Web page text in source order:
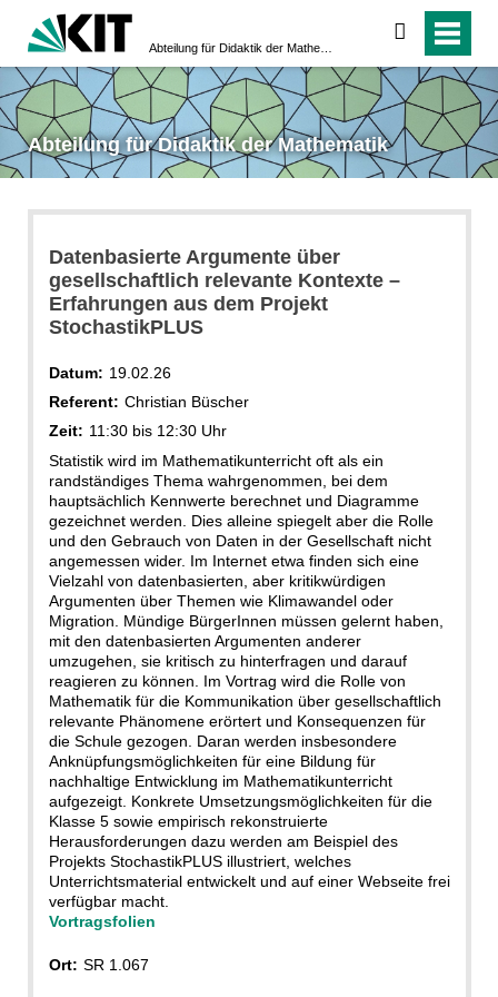
suchen
Abteilung für Didaktik der Mathematik
Datenbasierte Argumente über
gesellschaftlich relevante Kontexte –
Erfahrungen aus dem Projekt
StochastikPLUS
Datum: 19.02.26
Referent: Christian Büscher
Zeit: 11:30 bis 12:30 Uhr
Statistik wird im Mathematikunterricht oft als ein
randständiges Thema wahrgenommen, bei dem
hauptsächlich Kennwerte berechnet und Diagramme
gezeichnet werden. Dies alleine spiegelt aber die Rolle
und den Gebrauch von Daten in der Gesellschaft nicht
angemessen wider. Im Internet etwa finden sich eine
Vielzahl von datenbasierten, aber kritikwürdigen
Argumenten über Themen wie Klimawandel oder
Migration. Mündige BürgerInnen müssen gelernt haben,
mit den datenbasierten Argumenten anderer
umzugehen, sie kritisch zu hinterfragen und darauf
reagieren zu können. Im Vortrag wird die Rolle von
Mathematik für die Kommunikation über gesellschaftlich
relevante Phänomene erörtert und Konsequenzen für
die Schule gezogen. Daran werden insbesondere
Anknüpfungsmöglichkeiten für eine Bildung für
nachhaltige Entwicklung im Mathematikunterricht
aufgezeigt. Konkrete Umsetzungsmöglichkeiten für die
Klasse 5 sowie empirisch rekonstruierte
Herausforderungen dazu werden am Beispiel des
Projekts StochastikPLUS illustriert, welches
Unterrichtsmaterial entwickelt und auf einer Webseite frei
verfügbar macht.
Vortragsfolien
Ort: SR 1.067